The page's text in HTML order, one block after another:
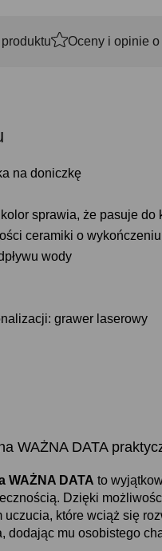
Oceny i opinie
na doniczkę
sprawia, że pasuje do
ceramiki o
wody
grawer laserowy
WAŻNA DATA
WAŻNA DATA to
Dzięki
które wciąż się
dodając mu osobistego